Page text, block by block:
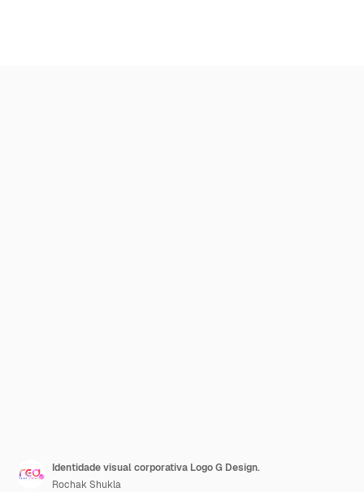
Identidade visual corporativa Logo G Design.
Rochak Shukla